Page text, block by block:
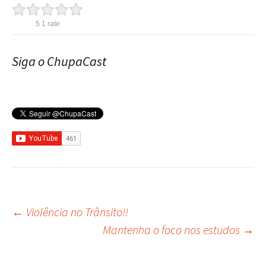
5 1 rate
Siga o ChupaCast
Navegação
← Violência no Trânsito!!
Mantenha o foco nos estudos →